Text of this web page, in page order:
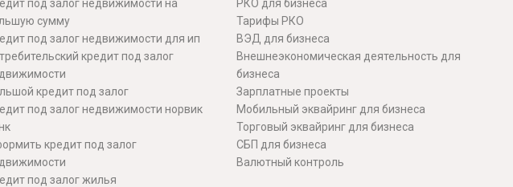
под залог недвижимости на
сумму
под залог недвижимости для ип
кредит под залог
кредит под залог
под залог недвижимости норвик
кредит под залог
под залог жилья
РКО для бизнеса
Тарифы РКО
ВЭД для бизнеса
Внешнеэкономическая деятельность для
бизнеса
Зарплатные проекты
Мобильный эквайринг для бизнеса
Торговый эквайринг для бизнеса
СБП для бизнеса
Валютный контроль